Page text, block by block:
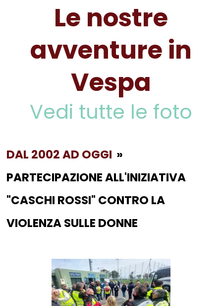
Le nostre
avventure in
Vespa
Vedi tutte le foto
DAL 2002 AD OGGI »
PARTECIPAZIONE ALL'INIZIATIVA
"CASCHI ROSSI" CONTRO LA
VIOLENZA SULLE DONNE